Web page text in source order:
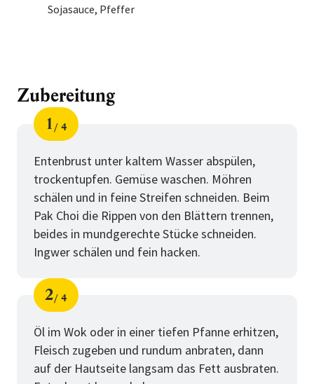
Sojasauce, Pfeffer
Zubereitung
Schritt
1
von
4
Entenbrust unter kaltem Wasser abspülen,
trockentupfen. Gemüse waschen. Möhren
schälen und in feine Streifen schneiden. Beim
Pak Choi die Rippen von den Blättern trennen,
beides in mundgerechte Stücke schneiden.
Ingwer schälen und fein hacken.
Schritt
2
von
4
Öl im Wok oder in einer tiefen Pfanne erhitzen,
Fleisch zugeben und rundum anbraten, dann
auf der Hautseite langsam das Fett ausbraten.